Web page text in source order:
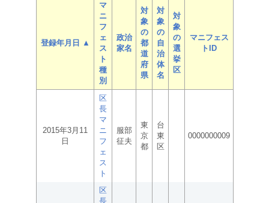
登録年月日 ▲
マ
ニ
フ
ェ
ス
ト
種
別
政治
家名
対
象
の
都
道
府
県
対
象
の
自
治
体
名
対
象
の
選
挙
区
マニフェス
トID
2015年3月11
日
区
長
マ
ニ
フ
ェ
ス
ト
服部
征夫
東
京
都
台
東
区
0000000009
区
長